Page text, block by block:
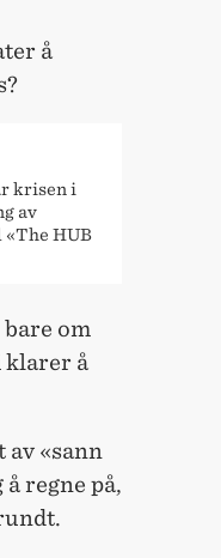
å
krisen i
av
HUB
om
klarer å
«sann
regne på,